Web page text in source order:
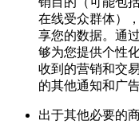
在线受众群体）
享您的数据。通
够为您提供个性
收到的营销和交
的其他通知和广告
出于其他必要的